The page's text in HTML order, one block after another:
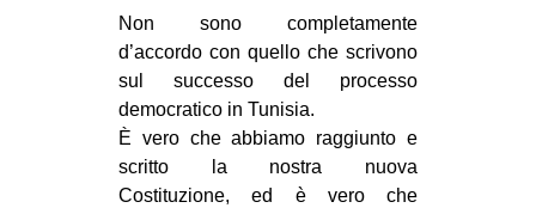
Non sono completamente
d’accordo con quello che scrivono
sul successo del processo
democratico in Tunisia.
È vero che abbiamo raggiunto e
scritto la nostra nuova
Costituzione, ed è vero che